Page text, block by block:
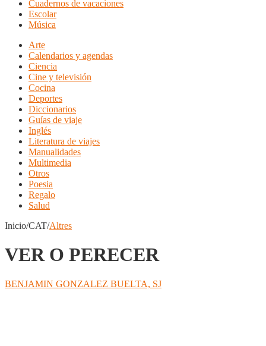
Cuadernos de vacaciones
Escolar
Música
Arte
Calendarios y agendas
Ciencia
Cine y televisión
Cocina
Deportes
Diccionarios
Guías de viaje
Inglés
Literatura de viajes
Manualidades
Multimedia
Otros
Poesia
Regalo
Salud
Inicio/CAT/Altres
VER O PERECER
BENJAMIN GONZALEZ BUELTA, SJ